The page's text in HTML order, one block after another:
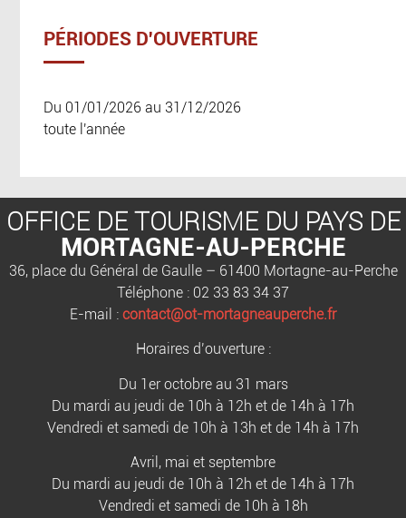
PÉRIODES D'OUVERTURE
Du 01/01/2026 au 31/12/2026
toute l'année
OFFICE DE TOURISME DU PAYS DE
MORTAGNE-AU-PERCHE
36, place du Général de Gaulle – 61400 Mortagne-au-Perche
Téléphone : 02 33 83 34 37
E-mail : contact@ot-mortagneauperche.fr
Horaires d’ouverture :
Du 1er octobre au 31 mars
Du mardi au jeudi de 10h à 12h et de 14h à 17h
Vendredi et samedi de 10h à 13h et de 14h à 17h
Avril, mai et septembre
Du mardi au jeudi de 10h à 12h et de 14h à 17h
Vendredi et samedi de 10h à 18h